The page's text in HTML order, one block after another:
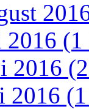
2016
2016
2016